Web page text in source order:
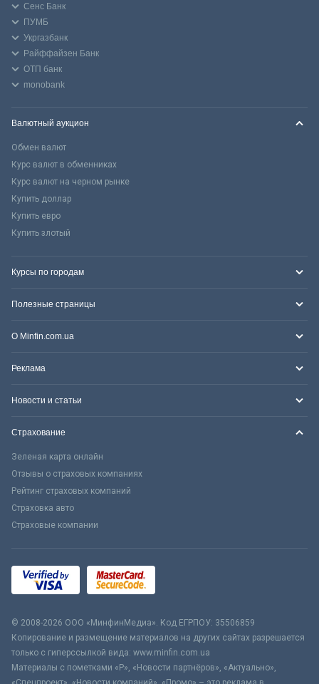
Сенс Банк
ПУМБ
Укргазбанк
Райффайзен Банк
ОТП банк
monobank
Валютный аукцион
Обмен валют
Курс валют в обменниках
Курс валют на черном рынке
Купить доллар
Купить евро
Купить злотый
Курсы по городам
Полезные страницы
О Minfin.com.ua
Реклама
Новости и статьи
Страхование
Зеленая карта онлайн
Отзывы о страховых компаниях
Рейтинг страховых компаний
Страховка авто
Страховые компании
© 2008-2026 ООО «МинфинМедиа». Код ЕГРПОУ: 35506859
Копирование и размещение материалов на других сайтах разрешается
только с гиперссылкой вида: www.minfin.com.ua
Материалы с пометками «Р», «Новости партнёров», «Актуально»,